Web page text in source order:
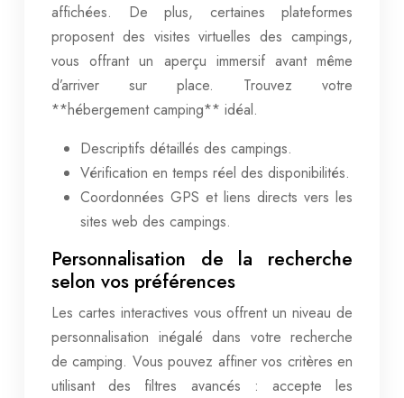
affichées. De plus, certaines plateformes
proposent des visites virtuelles des campings,
vous offrant un aperçu immersif avant même
d’arriver sur place. Trouvez votre
**hébergement camping** idéal.
Descriptifs détaillés des campings.
Vérification en temps réel des disponibilités.
Coordonnées GPS et liens directs vers les
sites web des campings.
Personnalisation de la recherche
selon vos préférences
Les cartes interactives vous offrent un niveau de
personnalisation inégalé dans votre recherche
de camping. Vous pouvez affiner vos critères en
utilisant des filtres avancés : accepte les